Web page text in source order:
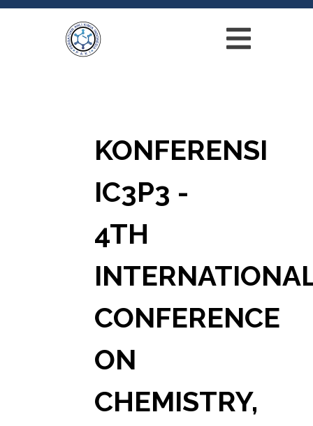
KONFERENSI
IC3P3 -
4TH
CONFERENCE
ON
CHEMISTRY,